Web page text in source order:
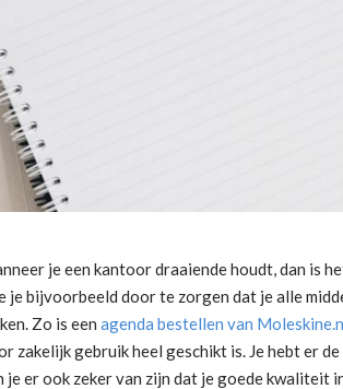
je een kantoor draaiende houdt, dan is
je bijvoorbeeld door te zorgen dat je alle
Zo is een agenda bestellen van
zakelijk gebruik heel geschikt is. Je hebt er
je er ook zeker van zijn dat je goede kwaliteit